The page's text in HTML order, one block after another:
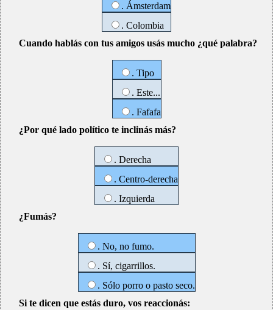
. Ámsterdam
. Colombia
Cuando hablás con tus amigos usás mucho ¿qué palabra?
. Tipo
. Este...
. Fafafa
¿Por qué lado político te inclinás más?
. Derecha
. Centro-derecha
. Izquierda
¿Fumás?
. No, no fumo.
. Sí, cigarrillos.
. Sólo porro o pasto seco.
Si te dicen que estás duro, vos reaccionás: